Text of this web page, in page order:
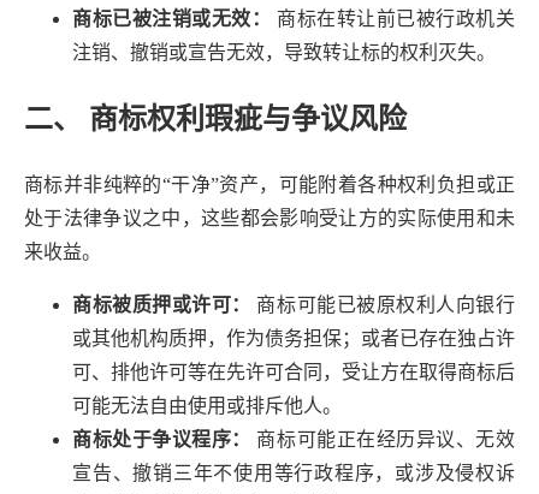
商标已被注销或无效：
商标在转让前已被行政机关
注销、撤销或宣告无效，导致转让标的权利灭失。
二、 商标权利瑕疵与争议风险
商标并非纯粹的“干净”资产，可能附着各种权利负担或正
处于法律争议之中，这些都会影响受让方的实际使用和未
来收益。
商标被质押或许可：
商标可能已被原权利人向银行
或其他机构质押，作为债务担保；或者已存在独占许
可、排他许可等在先许可合同，受让方在取得商标后
可能无法自由使用或排斥他人。
商标处于争议程序：
商标可能正在经历异议、无效
宣告、撤销三年不使用等行政程序，或涉及侵权诉